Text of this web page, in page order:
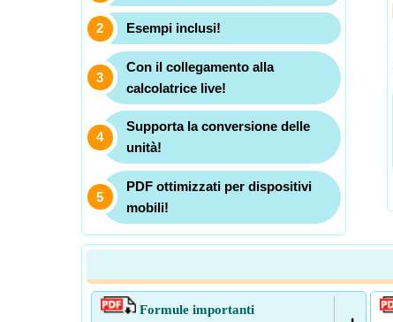
Esempi inclusi!
Con il collegamento alla
calcolatrice live!
Supporta la conversione delle
unità!
PDF ottimizzati per dispositivi
mobili!
Formule importanti